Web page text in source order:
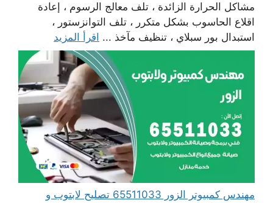
مشاكل الحرارة الزائدة ، تلف معالج الرسوم ، إعادة
اقلاع الحاسوب بشكل متكرر ، تلف التوانزستور ،
استبدال بور سبلاي ، تنظيف مآخذ ... اقرأ المزيد
مهندس كمبيوتر الزور 65511033 تصليح لابتوب و